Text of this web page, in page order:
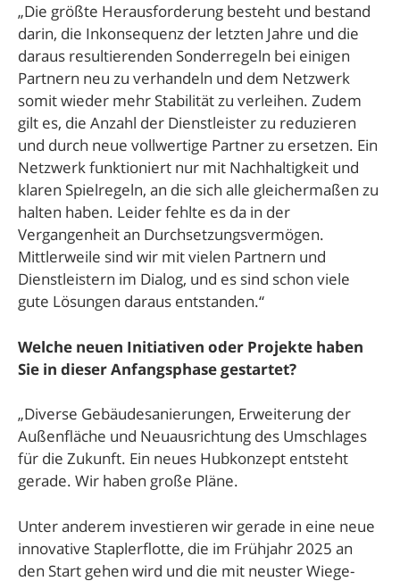
„Die größte Herausforderung besteht und bestand
darin, die Inkonsequenz der letzten Jahre und die
daraus resultierenden Sonderregeln bei einigen
Partnern neu zu verhandeln und dem Netzwerk
somit wieder mehr Stabilität zu verleihen. Zudem
gilt es, die Anzahl der Dienstleister zu reduzieren
und durch neue vollwertige Partner zu ersetzen. Ein
Netzwerk funktioniert nur mit Nachhaltigkeit und
klaren Spielregeln, an die sich alle gleichermaßen zu
halten haben. Leider fehlte es da in der
Vergangenheit an Durchsetzungsvermögen.
Mittlerweile sind wir mit vielen Partnern und
Dienstleistern im Dialog, und es sind schon viele
gute Lösungen daraus entstanden.“
Welche neuen Initiativen oder Projekte haben
Sie in dieser Anfangsphase gestartet?
„Diverse Gebäudesanierungen, Erweiterung der
Außenfläche und Neuausrichtung des Umschlages
für die Zukunft. Ein neues Hubkonzept entsteht
gerade. Wir haben große Pläne.
Unter anderem investieren wir gerade in eine neue
innovative Staplerflotte, die im Frühjahr 2025 an
den Start gehen wird und die mit neuster Wiege-